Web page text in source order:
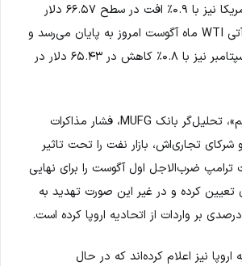
آمریکا نیز با ۰.۹٪ افت در سطح ۶۶.۵۷ دلار
معامله شد. قرارداد آتی WTI ماه آگوست امروز به پایان می‌رسد و
قرارداد فعال‌تر ماه سپتامبر نیز با ۰.۸٪ کاهش در ۶۵.۴۳ دلار در
به گفته «سوجین کیم»، تحلیل‌گر بانک MUFG، فشار مذاکرات
شرکای تجاری‌اش، بازار نفت را تحت تاثیر
ترامپ ضرب‌الاجل اول آگوست را برای نهایی
تعیین کرده و در غیر این صورت تهدید به
نیز اعلام کرده‌اند که در حال